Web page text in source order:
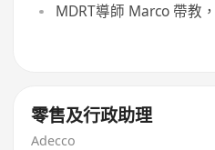
MDRT導師 Marco 帶教
零售及行政助理
Adecco